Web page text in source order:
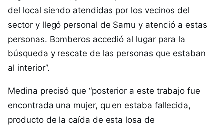
del local siendo atendidas por los vecinos del
sector y llegó personal de Samu y atendió a estas
personas. Bomberos accedió al lugar para la
búsqueda y rescate de las personas que estaban
al interior”.
Medina precisó que “posterior a este trabajo fue
encontrada una mujer, quien estaba fallecida,
producto de la caída de esta losa de